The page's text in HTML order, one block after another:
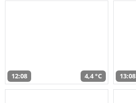
12:08 4,4 °C 13:08